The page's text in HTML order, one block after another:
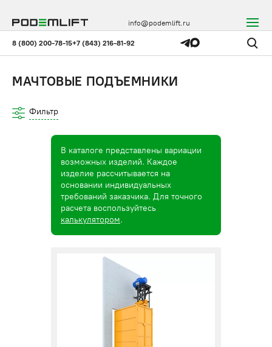
8 (800) 200-78-15+7 (843) 216-81-92
info@podemlift.ru
МАЧТОВЫЕ ПОДЪЕМНИКИ
Фильтр
В каталоге представлены вариации
возможных изделий. Каждое
изделие рассчитывается на
основании индивидуальных
требований заказчика. Для точного
расчета воспользуйтесь
калькулятором.